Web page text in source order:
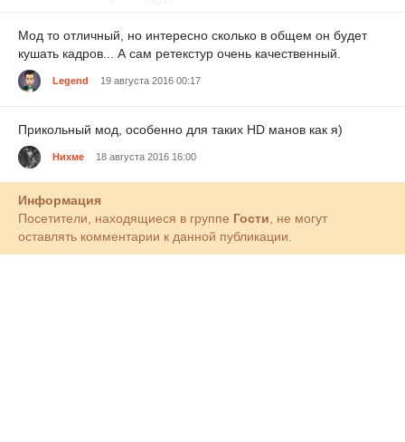
Мод то отличный, но интересно сколько в общем он будет
кушать кадров... А сам ретекстур очень качественный.
Legend 19 августа 2016 00:17
Прикольный мод, особенно для таких HD манов как я)
Нихме 18 августа 2016 16:00
Информация
Посетители, находящиеся в группе Гости , не могут
оставлять комментарии к данной публикации.